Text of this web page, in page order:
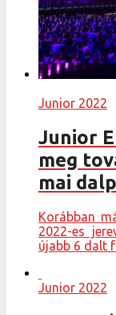
Junior 2022
Junior
meg
mai
Korábban
2022-es
újabb 6 dalt
Junior 2022